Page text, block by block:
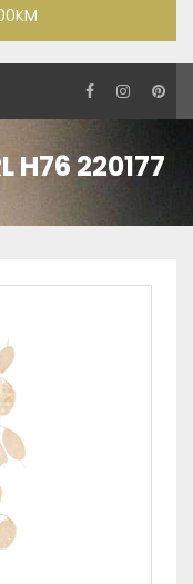
H76 220177